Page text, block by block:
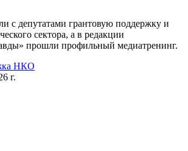
с депутатами грантовую поддержку и
сектора, а в редакции
прошли профильный медиатренинг.
НКО
г.